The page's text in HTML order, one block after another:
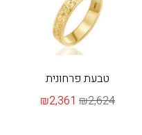
טבעת פרחונית
₪2,361 ₪2,624